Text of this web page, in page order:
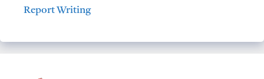
Report Writing